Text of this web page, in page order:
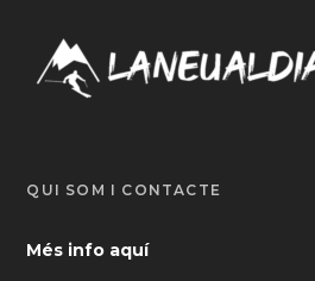
QUI SOM I CONTACTE
Més info aquí